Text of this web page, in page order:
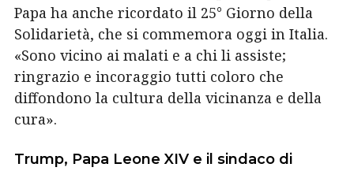
Papa ha anche ricordato il 25° Giorno della
Solidarietà, che si commemora oggi in Italia.
«Sono vicino ai malati e a chi li assiste;
ringrazio e incoraggio tutti coloro che
diffondono la cultura della vicinanza e della
cura».
Trump, Papa Leone XIV e il sindaco di